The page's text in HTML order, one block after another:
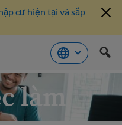
cư hiện tại và sắp
làm